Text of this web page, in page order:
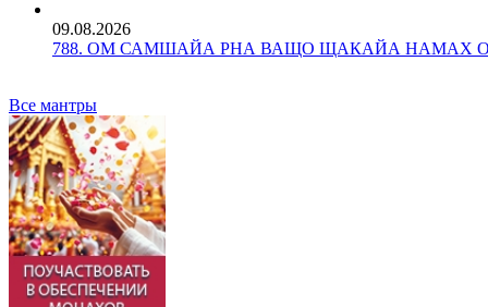
09.08.2026
788. ОМ САМШАЙА РНА ВАЩО ЩАКАЙА НАМАХ ОМ
Все мантры